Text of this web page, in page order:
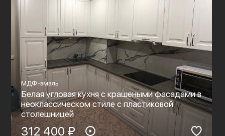
МДФ-эмаль
Белая угловая кухня с крашеными фасадами в
неоклассическом стиле с пластиковой
столешницей
312 400 ₽